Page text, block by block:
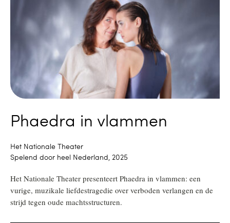
Phaedra in vlammen
Het Nationale Theater
Spelend door heel Nederland, 2025
Het Nationale Theater presenteert Phaedra in vlammen: een
vurige, muzikale liefdestragedie over verboden verlangen en de
strijd tegen oude machtsstructuren.